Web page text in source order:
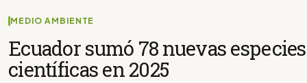
MEDIO AMBIENTE
Ecuador sumó 78 nuevas especies
científicas en 2025